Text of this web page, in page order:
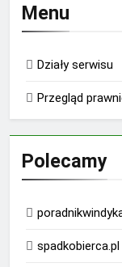
Menu
Działy serwisu
Przegląd
Polecamy
spadkobierca.pl